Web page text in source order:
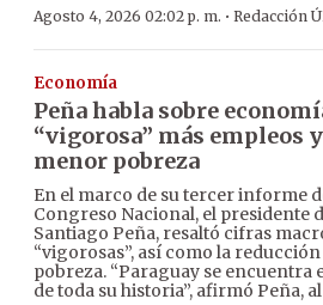
Agosto 4, 2026 02:02 p. m. · Redacción
Economía
Peña habla sobre
“vigorosa” más empleos y
menor pobreza
En el marco de su tercer informe
Congreso Nacional, el presidente
Santiago Peña, resaltó cifras
“vigorosas”, así como la
pobreza. “Paraguay se encuentra
de toda su historia”, afirmó Peña,